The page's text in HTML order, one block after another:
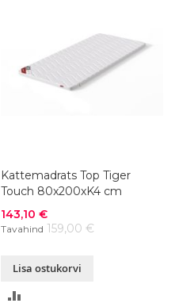
Kattemadrats Top Tiger
Touch 80x200xK4 cm
Soodushind
143,10 €
Tavahind 159,00 €
Lisa ostukorvi